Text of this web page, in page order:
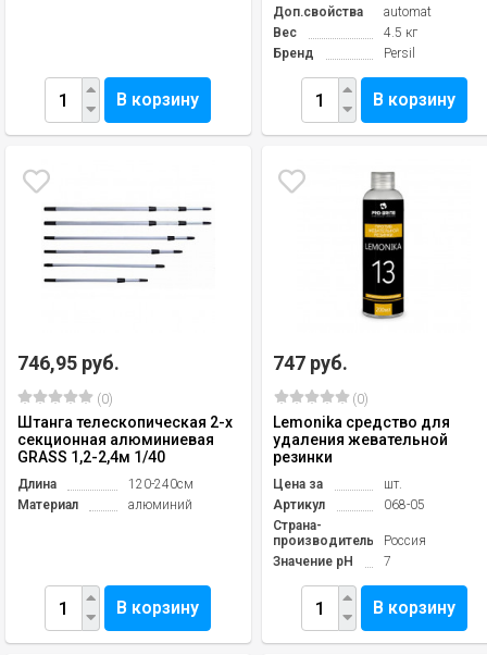
В корзину
Доп.свойства
automat
Вес
4.5 кг
Бренд
Persil
В корзину
746,95 руб.
(0)
Штанга телескопическая 2-х
секционная алюминиевая
GRASS 1,2-2,4м 1/40
Длина
120-240см
Материал
алюминий
В корзину
747 руб.
(0)
Lemonika средство для
удаления жевательной
резинки
Цена за
шт.
Артикул
068-05
Страна-
производитель
Россия
Значение pH
7
В корзину